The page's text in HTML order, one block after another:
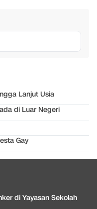
Lanjut Usia
di Luar Negeri
Gay
di Yayasan Sekolah